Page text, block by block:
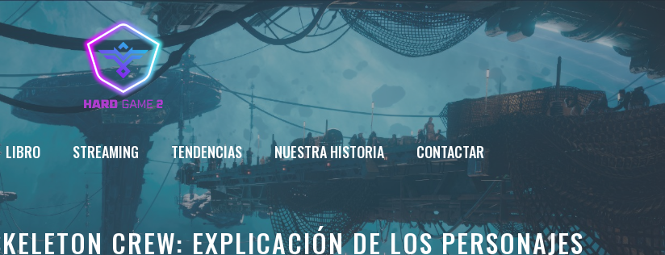
LIBRO STREAMING TENDENCIAS NUESTRA HISTORIA CONTACTAR
CREW: EXPLICACIÓN DE LOS PERSONAJES